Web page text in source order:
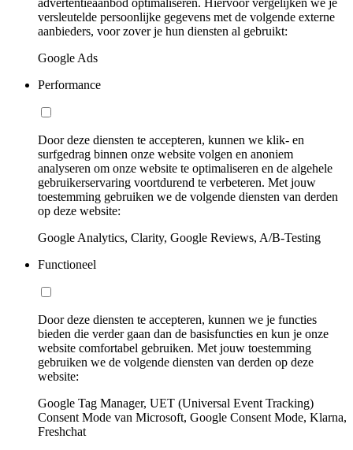
versleutelde persoonlijke gegevens met de volgende externe
aanbieders, voor zover je hun diensten al gebruikt:
Google Ads
Performance
Door deze diensten te accepteren, kunnen we klik- en
surfgedrag binnen onze website volgen en anoniem
analyseren om onze website te optimaliseren en de algehele
gebruikerservaring voortdurend te verbeteren. Met jouw
toestemming gebruiken we de volgende diensten van derden
op deze website:
Google Analytics, Clarity, Google Reviews, A/B-Testing
Functioneel
Door deze diensten te accepteren, kunnen we je functies
bieden die verder gaan dan de basisfuncties en kun je onze
website comfortabel gebruiken. Met jouw toestemming
gebruiken we de volgende diensten van derden op deze
website:
Google Tag Manager, UET (Universal Event Tracking)
Consent Mode van Microsoft, Google Consent Mode, Klarna,
Freshchat